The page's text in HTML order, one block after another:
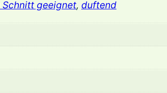
Schnitt geeignet, duftend